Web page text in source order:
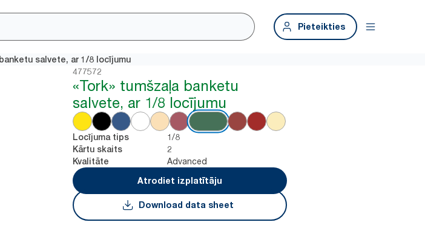
Pieteikties
salvete, ar 1/8 locījumu
477572
«Tork» tumšzaļa banketu
salvete, ar 1/8 locījumu
Locījuma tips 1/8
Kārtu skaits 2
Kvalitāte
Advanced
Atrodiet izplatītāju
Download data sheet